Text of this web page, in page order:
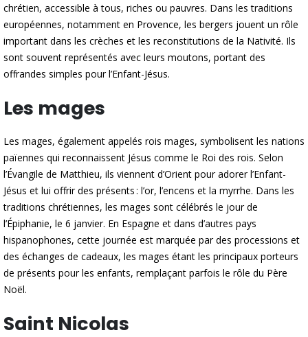
chrétien, accessible à tous, riches ou pauvres. Dans les traditions
européennes, notamment en Provence, les bergers jouent un rôle
important dans les crèches et les reconstitutions de la Nativité. Ils
sont souvent représentés avec leurs moutons, portant des
offrandes simples pour l’Enfant-Jésus.
Les mages
Les mages, également appelés rois mages, symbolisent les nations
païennes qui reconnaissent Jésus comme le Roi des rois. Selon
l’Évangile de Matthieu, ils viennent d’Orient pour adorer l’Enfant-
Jésus et lui offrir des présents : l’or, l’encens et la myrrhe. Dans les
traditions chrétiennes, les mages sont célébrés le jour de
l’Épiphanie, le 6 janvier. En Espagne et dans d’autres pays
hispanophones, cette journée est marquée par des processions et
des échanges de cadeaux, les mages étant les principaux porteurs
de présents pour les enfants, remplaçant parfois le rôle du Père
Noël.
Saint Nicolas